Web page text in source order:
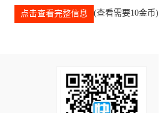
点击查看完整信息 (查看需要10金币)